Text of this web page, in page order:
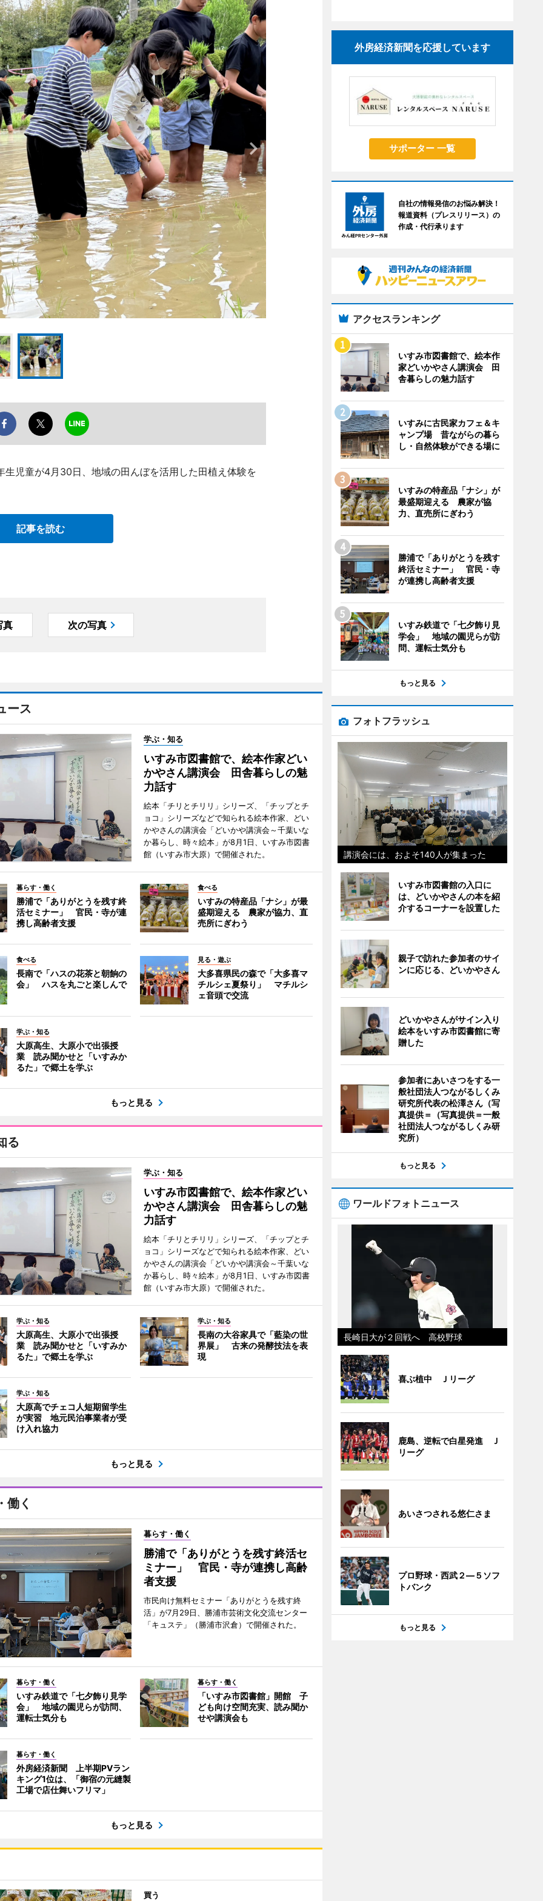
児童が4月30日、地域の田んぼを活用した田植え体験を
記事を読む
真 次の写真
ース
学ぶ・知る
いすみ市図書館で、絵本作家どい
かやさん講演会 田舎暮らしの魅
力話す
絵本「チリとチリリ」シリーズ、「チップとチ
ョコ」シリーズなどで知られる絵本作家、どい
かやさんの講演会「どいかや講演会～千葉いな
か暮らし、時々絵本」が8月1日、いすみ市図書
館（いすみ市大原）で開催された。
暮らす・働く
勝浦で「ありがとうを残す終
活セミナー」 官民・寺が連
携し高齢者支援
食べる
いすみの特産品「ナシ」が最
盛期迎える 農家が協力、直
売所にぎわう
食べる
長南で「ハスの花茶と朝餉の
会」 ハスを丸ごと楽しんで
見る・遊ぶ
大多喜県民の森で「大多喜マ
チルシェ夏祭り」 マチルシ
ェ音頭で交流
学ぶ・知る
大原高生、大原小で出張授
業 読み聞かせと「いすみか
るた」で郷土を学ぶ
もっと見る
る
学ぶ・知る
いすみ市図書館で、絵本作家どい
かやさん講演会 田舎暮らしの魅
力話す
絵本「チリとチリリ」シリーズ、「チップとチ
ョコ」シリーズなどで知られる絵本作家、どい
かやさんの講演会「どいかや講演会～千葉いな
か暮らし、時々絵本」が8月1日、いすみ市図書
館（いすみ市大原）で開催された。
学ぶ・知る
大原高生、大原小で出張授
業 読み聞かせと「いすみか
るた」で郷土を学ぶ
学ぶ・知る
長南の大谷家具で「藍染の世
界展」 古来の発酵技法を表
現
学ぶ・知る
大原高でチェコ人短期留学生
が実習 地元民泊事業者が受
け入れ協力
もっと見る
働く
暮らす・働く
勝浦で「ありがとうを残す終活セ
ミナー」 官民・寺が連携し高齢
者支援
市民向け無料セミナー「ありがとうを残す終
活」が7月29日、勝浦市芸術文化交流センター
「キュステ」（勝浦市沢倉）で開催された。
暮らす・働く
いすみ鉄道で「七夕飾り見学
会」 地域の園児らが訪問、
運転士気分も
暮らす・働く
「いすみ市図書館」開館 子
ども向け空間充実、読み聞か
せや講演会も
暮らす・働く
外房経済新聞 上半期PVラン
キング1位は、「御宿の元縫製
工場で店仕舞いフリマ」
もっと見る
買う
外房経済新聞を応援しています
サポーター 一覧
自社の情報発信のお悩み解決！
報道資料（プレスリリース）の
作成・代行承ります
アクセスランキング
いすみ市図書館で、絵本作
家どいかやさん講演会 田
舎暮らしの魅力話す
いすみに古民家カフェ＆キ
ャンプ場 昔ながらの暮ら
し・自然体験ができる場に
いすみの特産品「ナシ」が
最盛期迎える 農家が協
力、直売所にぎわう
勝浦で「ありがとうを残す
終活セミナー」 官民・寺
が連携し高齢者支援
いすみ鉄道で「七夕飾り見
学会」 地域の園児らが訪
問、運転士気分も
もっと見る
フォトフラッシュ
講演会には、およそ140人が集まった
いすみ市図書館の入口に
は、どいかやさんの本を紹
介するコーナーを設置した
親子で訪れた参加者のサイ
ンに応じる、どいかやさん
どいかやさんがサイン入り
絵本をいすみ市図書館に寄
贈した
参加者にあいさつをする一
般社団法人つながるしくみ
研究所代表の松澤さん（写
真提供＝（写真提供＝一般
社団法人つながるしくみ研
究所）
もっと見る
ワールドフォトニュース
長崎日大が２回戦へ 高校野球
喜ぶ植中 Ｊリーグ
鹿島、逆転で白星発進 Ｊ
リーグ
あいさつされる悠仁さま
プロ野球・西武２―５ソフ
トバンク
もっと見る